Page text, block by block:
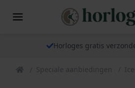
Horloges gratis
Speciale aanbiedingen